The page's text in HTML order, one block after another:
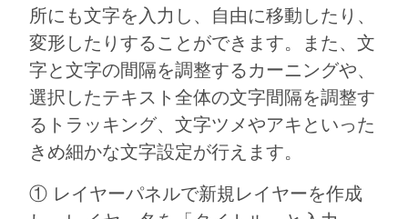
所にも文字を入力し、自由に移動したり、
変形したりすることができます。また、文
字と文字の間隔を調整するカーニングや、
選択したテキスト全体の文字間隔を調整す
るトラッキング、文字ツメやアキといった
きめ細かな文字設定が行えます。
① レイヤーパネルで新規レイヤーを作成